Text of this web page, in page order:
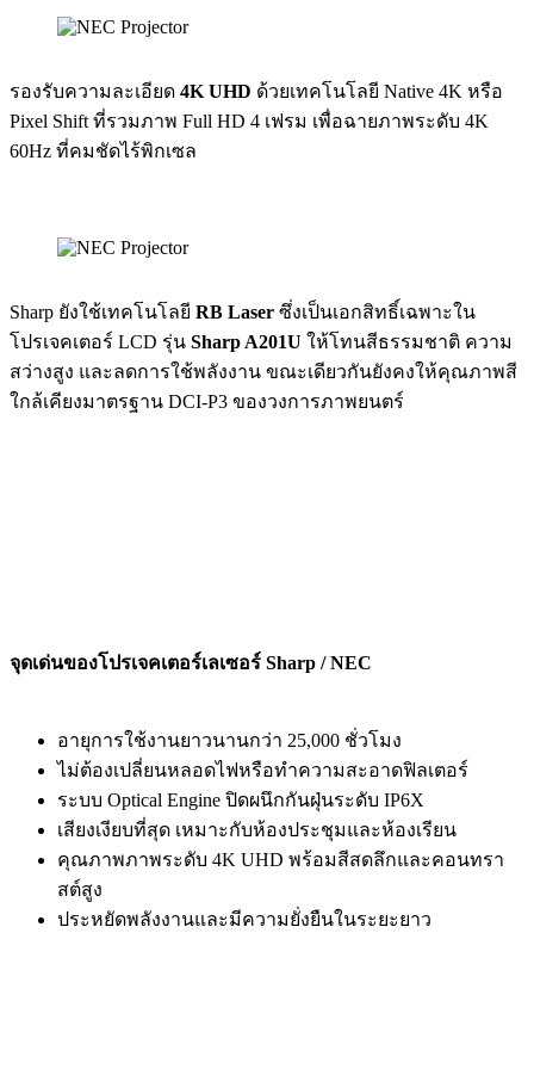
รองรับความละเอียด 4K UHD ด้วยเทคโนโลยี Native 4K หรือ
Pixel Shift ที่รวมภาพ Full HD 4 เฟรม เพื่อฉายภาพระดับ 4K
60Hz ที่คมชัดไร้พิกเซล
Sharp ยังใช้เทคโนโลยี RB Laser ซึ่งเป็นเอกสิทธิ์เฉพาะใน
โปรเจคเตอร์ LCD รุ่น Sharp A201U ให้โทนสีธรรมชาติ ความ
สว่างสูง และลดการใช้พลังงาน ขณะเดียวกันยังคงให้คุณภาพสี
ใกล้เคียงมาตรฐาน DCI-P3 ของวงการภาพยนตร์
จุดเด่นของโปรเจคเตอร์เลเซอร์ Sharp / NEC
อายุการใช้งานยาวนานกว่า 25,000 ชั่วโมง
ไม่ต้องเปลี่ยนหลอดไฟหรือทำความสะอาดฟิลเตอร์
ระบบ Optical Engine ปิดผนึกกันฝุ่นระดับ IP6X
เสียงเงียบที่สุด เหมาะกับห้องประชุมและห้องเรียน
คุณภาพภาพระดับ 4K UHD พร้อมสีสดลึกและคอนทรา
สต์สูง
ประหยัดพลังงานและมีความยั่งยืนในระยะยาว